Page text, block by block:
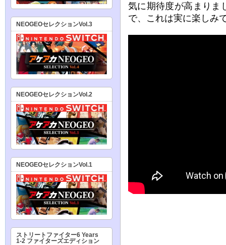
気に期待度が高まりま
で、これは実に楽しみ
NEOGEOセレクションVol.3
NEOGEOセレクションVol.2
NEOGEOセレクションVol.1
ストリートファイター6 Years
1-2 ファイターズエディション